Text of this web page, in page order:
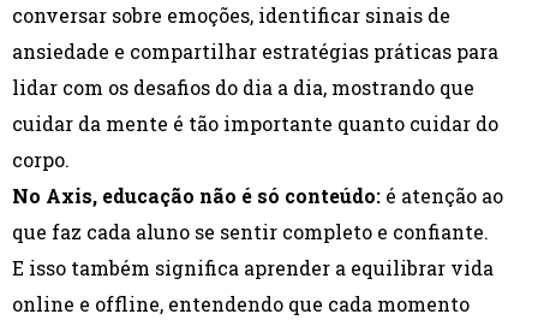
conversar sobre emoções, identificar sinais de
ansiedade e compartilhar estratégias práticas para
lidar com os desafios do dia a dia, mostrando que
cuidar da mente é tão importante quanto cuidar do
corpo.
No Axis, educação não é só conteúdo: é atenção ao
que faz cada aluno se sentir completo e confiante.
E isso também significa aprender a equilibrar vida
online e offline, entendendo que cada momento